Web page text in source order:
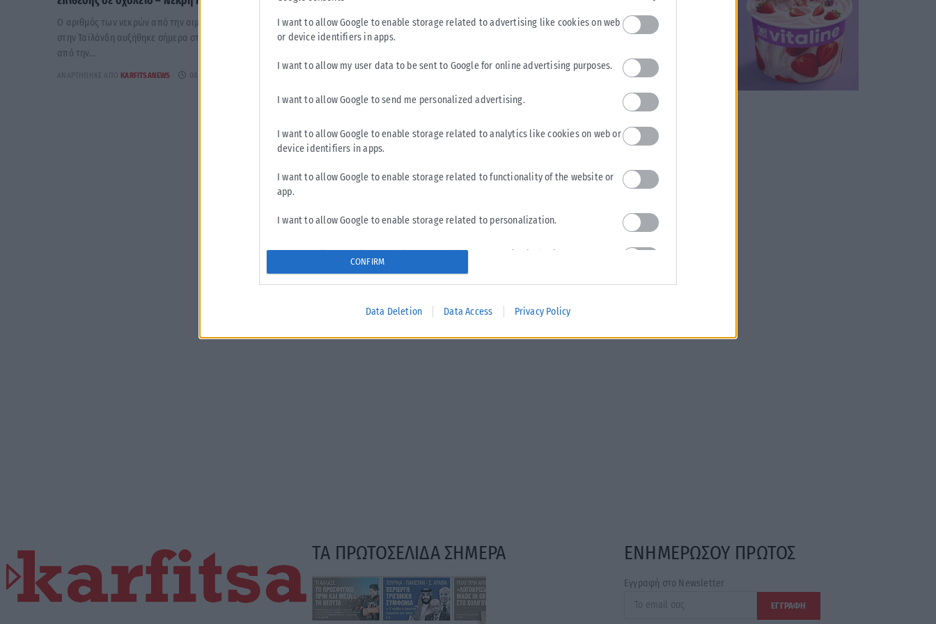
I want to allow Google to enable storage related to advertising like cookies on web
or device identifiers in apps.
I want to allow my user data to be sent to Google for online advertising purposes.
I want to allow Google to send me personalized advertising.
I want to allow Google to enable storage related to analytics like cookies on web or
device identifiers in apps.
I want to allow Google to enable storage related to functionality of the website or
app.
I want to allow Google to enable storage related to personalization.
I want to allow Google to enable storage related to security, including
CONFIRM
Data Deletion Data Access Privacy Policy
Ο αριθμός των νεκρών από την αιματηρή επίθεση σε σχολείο
στην Ταϊλάνδη αυξήθηκε σήμερα στους εννέα νεκρούς, μετά
από την...
ΑΝΑΡΤΉΘΗΚΕ ΑΠΌ KARFITSANEWS
Οι Φρουροί της Επανάστασης στο Ιράν ανακοίνωσαν σήμερα
ότι το άνοιγμα των Στενών του Ορμούζ δεν σχετίζεται από τις
ΤΑ ΠΡΩΤΟΣΕΛΙΔΑ ΣΗΜΕΡΑ ΕΝΗΜΕΡΩΣΟΥ ΠΡΩΤΟΣ
Εγγραφή στο Newsletter